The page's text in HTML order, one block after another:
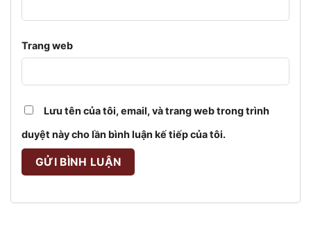
Trang web
Lưu tên của tôi, email, và trang web trong trình
duyệt này cho lần bình luận kế tiếp của tôi.